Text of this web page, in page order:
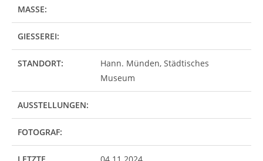
MASSE:
GIESSEREI:
STANDORT:
Hann. Münden, Städtisches
Museum
AUSSTELLUNGEN:
FOTOGRAF: